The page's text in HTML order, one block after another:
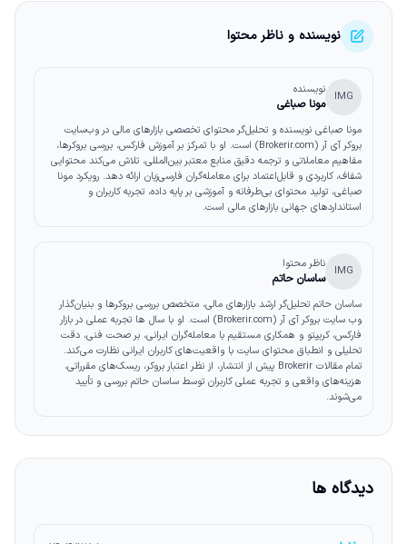
نویسنده و ناظر محتوا
IMG نویسنده
مونا صباغی
مونا صباغی نویسنده و تحلیل‌گر محتوای تخصصی بازارهای مالی در وب‌سایت
بروکر آی آر (Brokerir.com) است. او با تمرکز بر آموزش فارکس، بررسی بروکرها،
مفاهیم معاملاتی و ترجمه دقیق منابع معتبر بین‌المللی، تلاش می‌کند محتوایی
شفاف، کاربردی و قابل‌اعتماد برای معامله‌گران فارسی‌زبان ارائه دهد. رویکرد مونا
صباغی، تولید محتوای بی‌طرفانه و آموزشی بر پایه داده، تجربه کاربران و
استانداردهای جهانی بازارهای مالی است.
IMG ناظر محتوا
ساسان حاتم
ساسان حاتم تحلیل‌گر ارشد بازارهای مالی، متخصص بررسی بروکرها و بنیان‌گذار
وب‌ سایت بروکر آی آر (Brokerir.com) است. او با سال‌ ها تجربه عملی در بازار
فارکس، کریپتو و همکاری مستقیم با معامله‌گران ایرانی، بر صحت فنی، دقت
تحلیلی و انطباق محتوای سایت با واقعیت‌های کاربران ایرانی نظارت می‌کند.
تمام مقالات Brokerir پیش از انتشار، از نظر اعتبار بروکر، ریسک‌های مقرراتی،
هزینه‌های واقعی و تجربه عملی کاربران توسط ساسان حاتم بررسی و تأیید
می‌شوند.
دیدگاه ها